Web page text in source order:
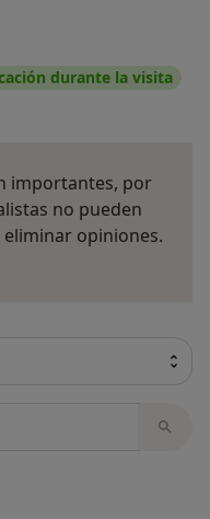
durante la visita
importantes, por
no pueden
opiniones.